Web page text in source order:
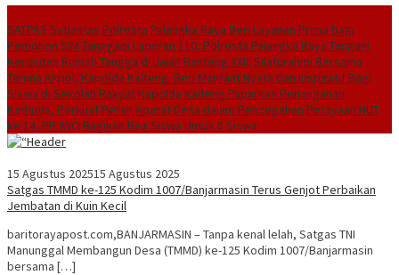
SATPAS Satlantas Polresta Palangka Raya Beri Layanan Prima bagi
Pemohon SIM Tanggapi Laporan 110, Polresta Palangka Raya Tangani
Keributan Rumah Tangga di Jalan Banteng XXIII Silaturahmi Bersama
Taruna Akpol, Kapolda Kalteng: Beri Manfaat Nyata dan Inspiratif Bagi
Siswa di Sekolah RakyatKapolda Kalteng Paparkan Penanganan
Karhutla, Perkuat Peran Aparat Desa dalam Pencegahan Perayaan HUT
ke 14, PP IWO Bagikan Bea Siswa Untuk 8 Siswa
15 Agustus 202515 Agustus 2025
Satgas TMMD ke-125 Kodim 1007/Banjarmasin Terus Genjot Perbaikan
Jembatan di Kuin Kecil
baritorayapost.com,BANJARMASIN – Tanpa kenal lelah, Satgas TNI
Manunggal Membangun Desa (TMMD) ke-125 Kodim 1007/Banjarmasin
bersama […]